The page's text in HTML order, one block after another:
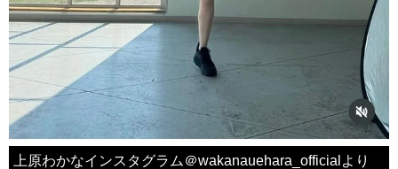
上原わかなインスタグラム＠wakanauehara_officialより